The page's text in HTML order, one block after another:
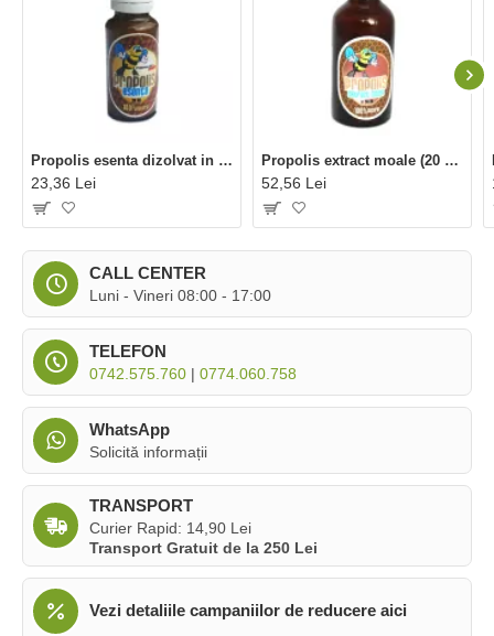
CALL CENTER
Luni - Vineri 08:00 - 17:00
TELEFON
0742.575.760 | 0774.060.758
WhatsApp
Solicită informații
TRANSPORT
Curier Rapid: 14,90 Lei
Transport Gratuit de la 250 Lei
Vezi detaliile campaniilor de reducere aici
Propolis esenta dizolvat in apa (20 ml), Phenalex
23,36 Lei
Propolis extract moale (20 ml), Phenalex
52,56 Lei